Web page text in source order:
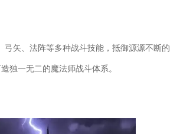
矢、法阵等多种战斗技能，抵御源源不断的
独一无二的魔法师战斗体系。